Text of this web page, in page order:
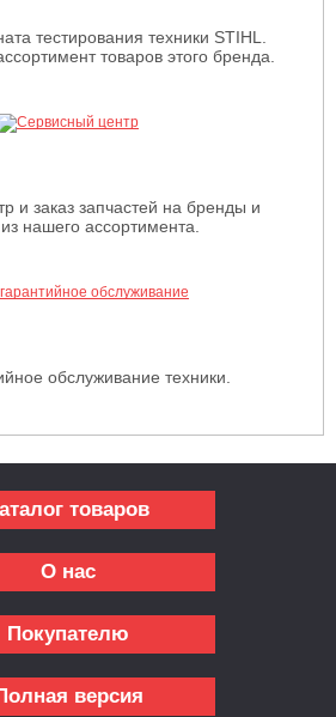
тестирования техники STIHL.
товаров этого бренда.
и заказ запчастей на бренды и
нашего ассортимента.
обслуживание техники.
товаров
О нас
Покупателю
версия